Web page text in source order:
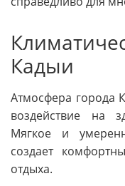
Кадыи
Атмосфера города
воздействие на
Мягкое и
создает
отдыха.